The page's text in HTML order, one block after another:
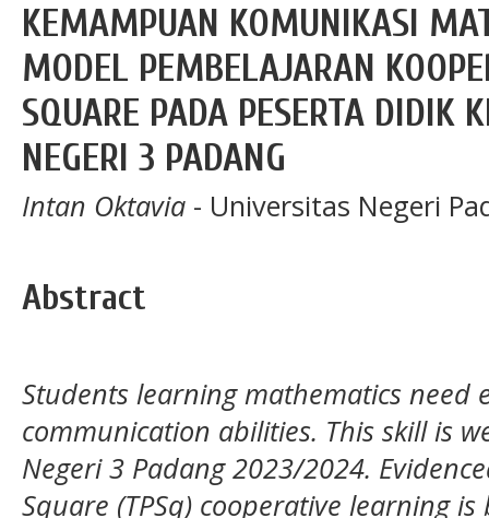
KEMAMPUAN KOMUNIKASI
MODEL PEMBELAJARAN
SQUARE PADA PESERTA DIDIK
NEGERI 3 PADANG
Intan Oktavia - Universitas Negeri
Abstract
Students learning mathematics need
communication abilities. This skill is
Negeri 3 Padang 2023/2024.
Square (TPSq) cooperative learning